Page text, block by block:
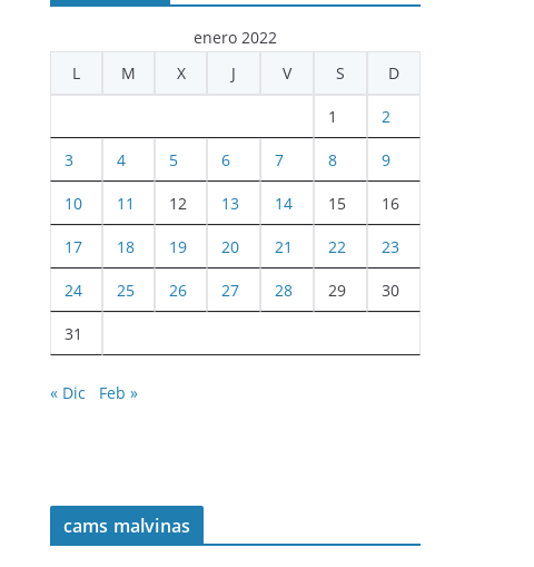
enero 2022
L
M X J V S D
1 2
3 4 5 6 7 8 9
10 11 12 13 14 15 16
17 18 19 20 21 22 23
24 25 26 27 28 29 30
31
« Dic Feb »
cams malvinas